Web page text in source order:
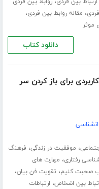
، مقاله روابط بین فردی،
موثر
دانلود کتاب
برای باز کردن سر
، موفقیت در زندگی، فرهنگ
رفتاری، مهارت های
صحبت کنیم، تقویت فن بیان،
بین اشخاص، ارتباطات